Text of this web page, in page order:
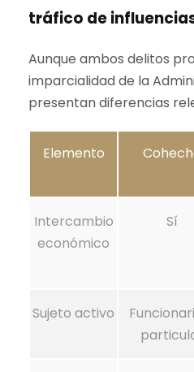
tráfico de
Aunque ambos delitos
imparcialidad de la
presentan diferencias
Elemento
Intercambio
económico
Sí
Sujeto activo